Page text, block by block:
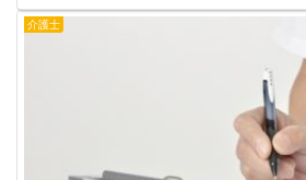
介護士